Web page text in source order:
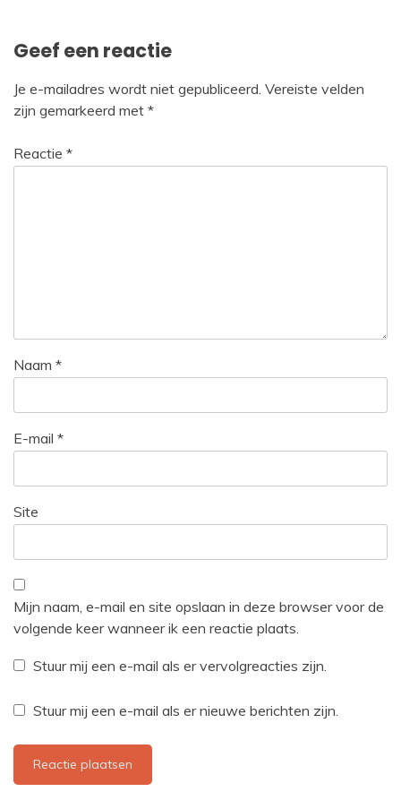
Geef een reactie
Je e-mailadres wordt niet gepubliceerd. Vereiste velden
zijn gemarkeerd met *
Reactie *
Naam *
E-mail *
Site
Mijn naam, e-mail en site opslaan in deze browser voor de
volgende keer wanneer ik een reactie plaats.
Stuur mij een e-mail als er vervolgreacties zijn.
Stuur mij een e-mail als er nieuwe berichten zijn.